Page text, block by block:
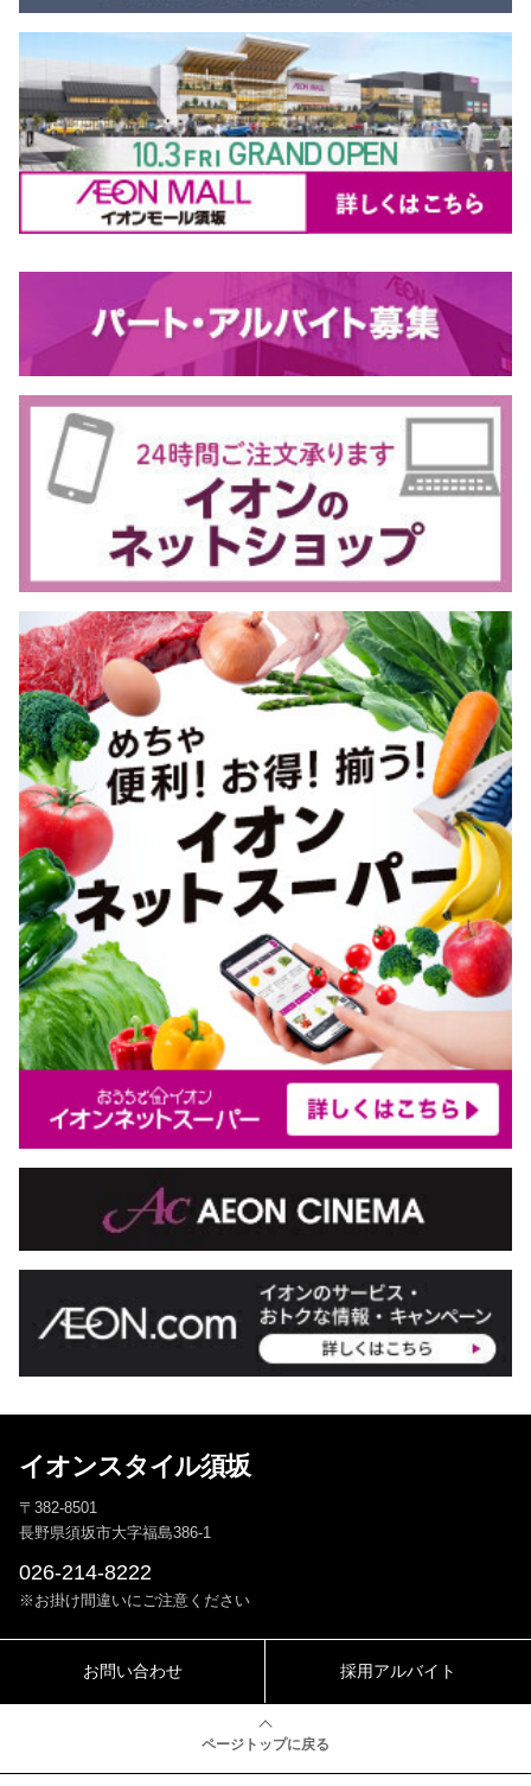
イオンスタイル須坂
〒382-8501
長野県須坂市大字福島386-1
026-214-8222
※お掛け間違いにご注意ください
お問い合わせ 採用アルバイト
ページトップに戻る